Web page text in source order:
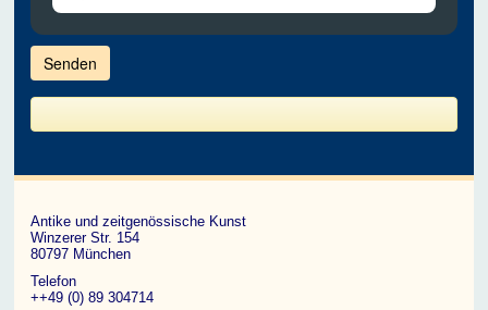
gib
die
im
CAPTCHA
angezeigten
bestätigen,
ein
Mensch
bist.
Antike und zeitgenössische Kunst
Winzerer Str. 154
80797 München
Telefon
++49 (0) 89 304714